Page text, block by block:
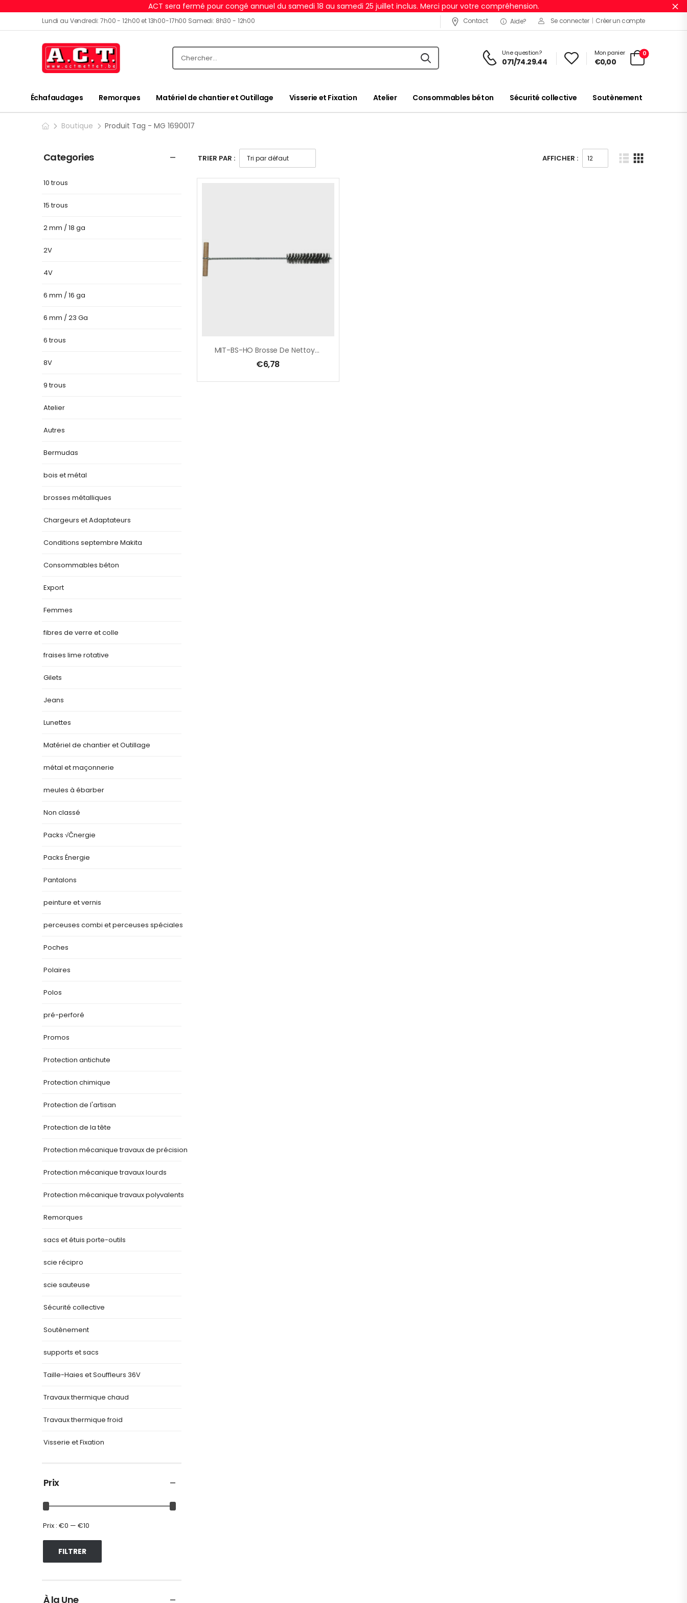
ACT sera fermé pour congé annuel du samedi 18 au samedi 25 juillet inclus. Merci pour votre compréhension.
Lundi au Vendredi: 7h00 - 12h00 et 13h00-17h00 Samedi: 8h30 - 12h00 Contact Aide? Se connecter | Créer un compte
Une question?
071/74.29.44
Mon panier
€0,00
0
Échafaudages Remorques Matériel de chantier et Outillage Visserie et Fixation Atelier Consommables béton Sécurité collective Soutènement
Boutique Produit Tag - MG 1690017
Categories
10 trous
15 trous
2 mm / 18 ga
2V
4V
6 mm / 16 ga
6 mm / 23 Ga
6 trous
8V
9 trous
Atelier
Autres
Bermudas
bois et métal
brosses métalliques
Chargeurs et Adaptateurs
Conditions septembre Makita
Consommables béton
Export
Femmes
fibres de verre et colle
fraises lime rotative
Gilets
Jeans
Lunettes
Matériel de chantier et Outillage
métal et maçonnerie
meules à ébarber
Non classé
Packs √Čnergie
Packs Énergie
Pantalons
peinture et vernis
perceuses combi et perceuses spéciales
Poches
Polaires
Polos
pré-perforé
Promos
Protection antichute
Protection chimique
Protection de l'artisan
Protection de la tête
Protection mécanique travaux de précision
Protection mécanique travaux lourds
Protection mécanique travaux polyvalents
Remorques
sacs et étuis porte-outils
scie récipro
scie sauteuse
Sécurité collective
Soutènement
supports et sacs
Taille-Haies et Souffleurs 36V
Travaux thermique chaud
Travaux thermique froid
Visserie et Fixation
Prix
FILTRER
Prix : €0 — €10
À la Une
TRIER PAR : AFFICHER :
MIT-BS-HO Brosse De Nettoyage M20 / L=300 Mm
€6,78